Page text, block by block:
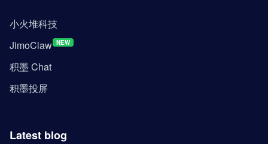
小火堆科技
JimoClaw NEW
积墨 Chat
积墨投屏
Latest blog